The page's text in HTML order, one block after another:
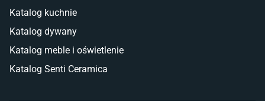
Katalog kuchnie
Katalog dywany
Katalog meble i oświetlenie
Katalog Senti Ceramica